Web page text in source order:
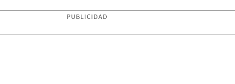
PUBLICIDAD